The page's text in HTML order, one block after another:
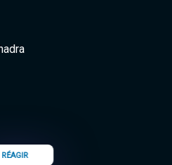
RÉAGIR